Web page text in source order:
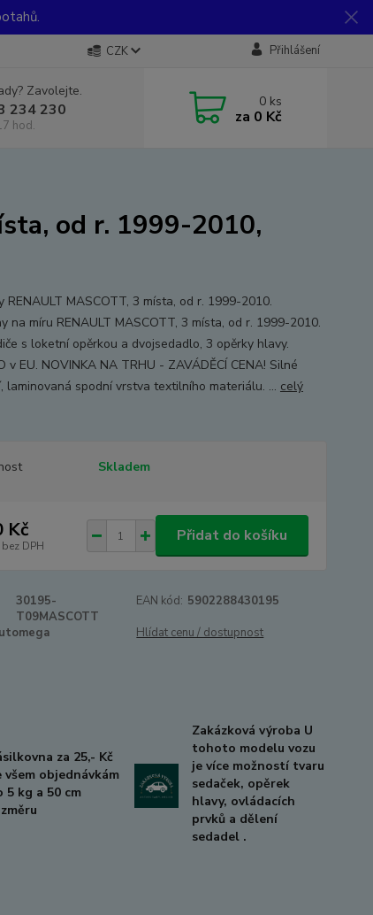
CZK Přihlášení
Zavolejte.
234 230
hod.
0 ks
za 0 Kč
od r. 1999-2010,
RENAULT MASCOTT, 3 místa, od r. 1999-2010.
na míru RENAULT MASCOTT, 3 místa, od r. 1999-2010.
s loketní opěrkou a dvojsedadlo, 3 opěrky hlavy.
v EU. NOVINKA NA TRHU - ZAVÁDĚCÍ CENA! Silné
laminovaná spodní vrstva textilního materiálu. ... celý
Skladem
Kč
bez DPH
Přidat do košíku
30195-
T09MASCOTT
EAN kód: 5902288430195
Hlídat cenu / dostupnost
za 25,- Kč
všem objednávkám
5 kg a 50 cm
Zakázková výroba U
tohoto modelu vozu
je více možností tvaru
sedaček, opěrek
hlavy, ovládacích
prvků a dělení
sedadel .